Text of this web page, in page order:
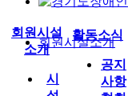
회원시설소개
회원시설
소개
시
활동소식
공지
사항